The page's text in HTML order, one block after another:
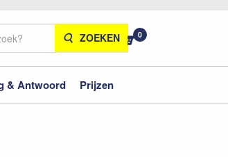
ZOEKEN 0
& Antwoord Prijzen